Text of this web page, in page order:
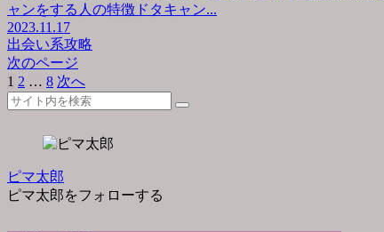
ャンをする人の特徴ドタキャン...
2023.11.17
出会い系攻略
次のページ
1 2 … 8 次へ
ピマ太郎
ピマ太郎をフォローする